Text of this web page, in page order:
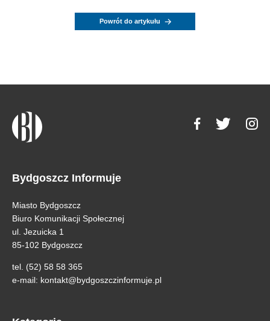
Powrót do artykułu
Bydgoszcz Informuje
Miasto Bydgoszcz
Biuro Komunikacji Społecznej
ul. Jezuicka 1
85-102 Bydgoszcz
tel. (52) 58 58 365
e-mail: kontakt@bydgoszczinformuje.pl